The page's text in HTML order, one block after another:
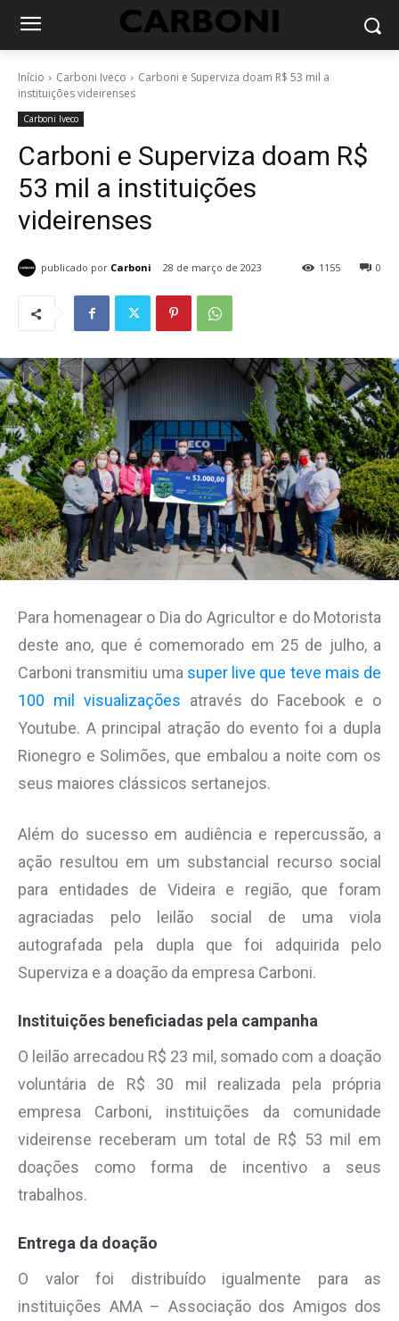
Início Carboni Iveco
Carboni e Superviza doam R$ 53 mil a
instituições videirenses
Carboni Iveco
Carboni e Superviza doam R$
53 mil a instituições
videirenses
publicado por Carboni 28 de março de 2023 0
1155
Para homenagear o Dia do Agricultor e do Motorista
deste ano, que é comemorado em 25 de julho, a
Carboni transmitiu uma super live que teve mais de
100 mil visualizações através do Facebook e o
Youtube. A principal atração do evento foi a dupla
Rionegro e Solimões, que embalou a noite com os
seus maiores clássicos sertanejos.
Além do sucesso em audiência e repercussão, a
ação resultou em um substancial recurso social
para entidades de Videira e região, que foram
agraciadas pelo leilão social de uma viola
autografada pela dupla que foi adquirida pelo
Superviza e a doação da empresa Carboni.
Instituições beneficiadas pela campanha
O leilão arrecadou R$ 23 mil, somado com a doação
voluntária de R$ 30 mil realizada pela própria
empresa Carboni, instituições da comunidade
videirense receberam um total de R$ 53 mil em
doações como forma de incentivo a seus
trabalhos.
Entrega da doação
O valor foi distribuído igualmente para as
instituições AMA – Associação dos Amigos dos